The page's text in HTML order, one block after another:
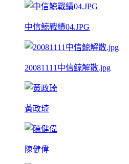
中信鯨戰績04.JPG
20081111中信鯨解散.jpg
黃政琦
陳健偉